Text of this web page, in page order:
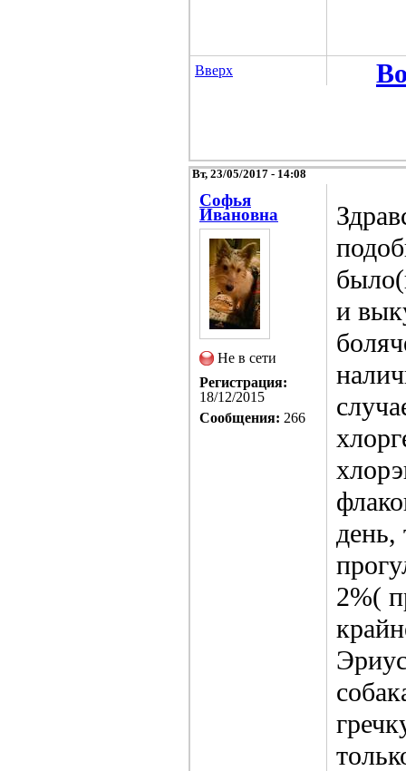
Вверх
Вт, 23/05/2017 - 14:08
Софья
Ивановна
Не в сети
Регистрация:
18/12/2015
Сообщения: 266
и
день,
2%(